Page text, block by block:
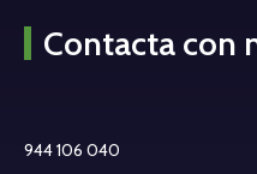
Contacta con
944 106 040